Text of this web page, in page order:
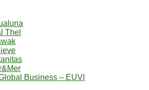
Thel
Business – EUVI